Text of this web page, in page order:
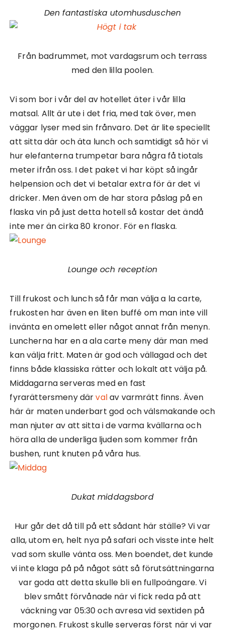
Den fantastiska utomhusduschen
Från badrummet, mot vardagsrum och terrass
med den lilla poolen.
Vi som bor i vår del av hotellet äter i vår lilla
matsal. Allt är ute i det fria, med tak över, men
väggar lyser med sin frånvaro. Det är lite speciellt
att sitta där och äta lunch och samtidigt så hör vi
hur elefanterna trumpetar bara några få tiotals
meter ifrån oss. I det paket vi har köpt så ingår
helpension och det vi betalar extra för är det vi
dricker. Men även om de har stora påslag på en
flaska vin på just detta hotell så kostar det ändå
inte mer än cirka 80 kronor. För en flaska.
Lounge och reception
Till frukost och lunch så får man välja a la carte,
frukosten har även en liten buffé om man inte vill
invänta en omelett eller något annat från menyn.
Luncherna har en a ala carte meny där man med
kan välja fritt. Maten är god och vällagad och det
finns både klassiska rätter och lokalt att välja på.
Middagarna serveras med en fast
fyrarättersmeny därvalav varmrätt finns. Även
här är maten underbart god och välsmakande och
man njuter av att sitta i de varma kvällarna och
höra alla de underliga ljuden som kommer från
bushen, runt knuten på våra hus.
Dukat middagsbord
Hur går det då till på ett sådant här ställe? Vi var
alla, utom en, helt nya på safari och visste inte helt
vad som skulle vänta oss. Men boendet, det kunde
vi inte klaga på på något sätt så förutsättningarna
var goda att detta skulle bli en fullpoängare. Vi
blev smått förvånade när vi fick reda på att
väckning var 05:30 och avresa vid sextiden på
morgonen. Frukost skulle serveras först när vi var